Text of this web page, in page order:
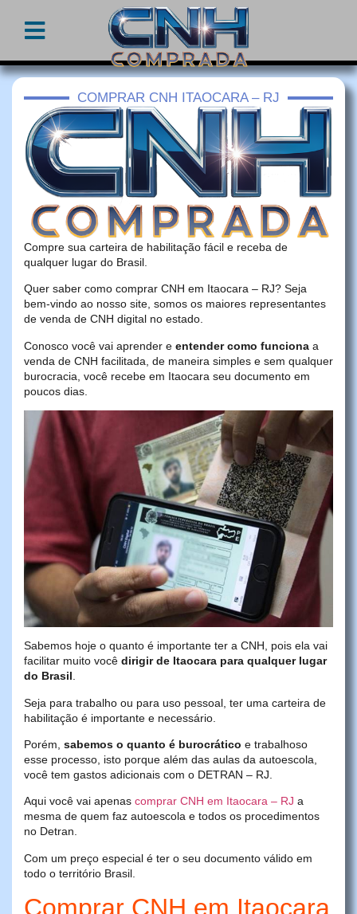
COMPRAR CNH ITAOCARA – RJ
Compre sua carteira de habilitação fácil e receba de
qualquer lugar do Brasil.
Quer saber como comprar CNH em Itaocara – RJ? Seja
bem-vindo ao nosso site, somos os maiores representantes
de venda de CNH digital no estado.
Conosco você vai aprender e entender como funciona a
venda de CNH facilitada, de maneira simples e sem qualquer
burocracia, você recebe em Itaocara seu documento em
poucos dias.
Sabemos hoje o quanto é importante ter a CNH, pois ela vai
facilitar muito você dirigir de Itaocara para qualquer lugar
do Brasil.
Seja para trabalho ou para uso pessoal, ter uma carteira de
habilitação é importante e necessário.
Porém, sabemos o quanto é burocrático e trabalhoso
esse processo, isto porque além das aulas da autoescola,
você tem gastos adicionais com o DETRAN – RJ.
Aqui você vai apenas comprar CNH em Itaocara – RJ a
mesma de quem faz autoescola e todos os procedimentos
no Detran.
Com um preço especial é ter o seu documento válido em
todo o território Brasil.
Comprar CNH em Itaocara